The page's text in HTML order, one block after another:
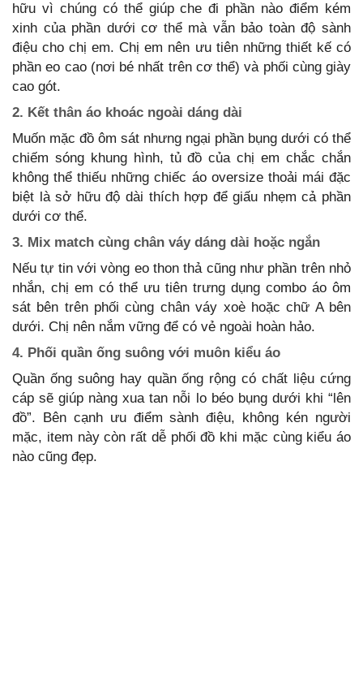
hữu vì chúng có thể giúp che đi phần nào điểm kém
xinh của phần dưới cơ thể mà vẫn bảo toàn độ sành
điệu cho chị em. Chị em nên ưu tiên những thiết kế có
phần eo cao (nơi bé nhất trên cơ thể) và phối cùng giày
cao gót.
2. Kết thân áo khoác ngoài dáng dài
Muốn mặc đồ ôm sát nhưng ngại phần bụng dưới có thể
chiếm sóng khung hình, tủ đồ của chị em chắc chắn
không thể thiếu những chiếc áo oversize thoải mái đặc
biệt là sở hữu độ dài thích hợp để giấu nhẹm cả phần
dưới cơ thể.
3. Mix match cùng chân váy dáng dài hoặc ngắn
Nếu tự tin với vòng eo thon thả cũng như phần trên nhỏ
nhắn, chị em có thể ưu tiên trưng dụng combo áo ôm
sát bên trên phối cùng chân váy xoè hoặc chữ A bên
dưới. Chị nên nắm vững để có vẻ ngoài hoàn hảo.
4. Phối quần ống suông với muôn kiểu áo
Quần ống suông hay quần ống rộng có chất liệu cứng
cáp sẽ giúp nàng xua tan nỗi lo béo bụng dưới khi “lên
đồ”. Bên cạnh ưu điểm sành điệu, không kén người
mặc, item này còn rất dễ phối đồ khi mặc cùng kiểu áo
nào cũng đẹp.